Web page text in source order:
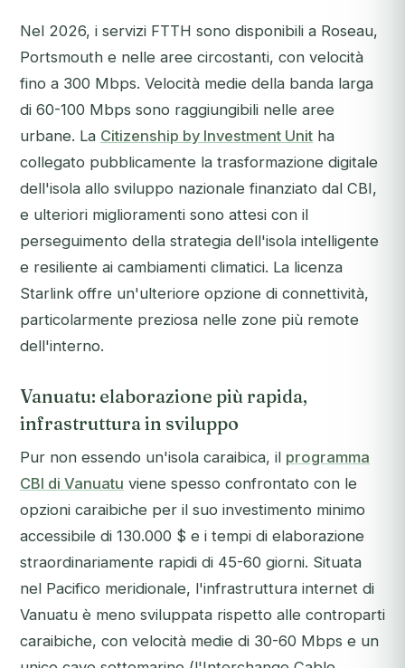
Nel 2026, i servizi FTTH sono disponibili a Roseau,
Portsmouth e nelle aree circostanti, con velocità
fino a 300 Mbps. Velocità medie della banda larga
di 60-100 Mbps sono raggiungibili nelle aree
urbane. La Citizenship by Investment Unit ha
collegato pubblicamente la trasformazione digitale
dell'isola allo sviluppo nazionale finanziato dal CBI,
e ulteriori miglioramenti sono attesi con il
perseguimento della strategia dell'isola intelligente
e resiliente ai cambiamenti climatici. La licenza
Starlink offre un'ulteriore opzione di connettività,
particolarmente preziosa nelle zone più remote
dell'interno.
Vanuatu: elaborazione più rapida,
infrastruttura in sviluppo
Pur non essendo un'isola caraibica, il programma
CBI di Vanuatu viene spesso confrontato con le
opzioni caraibiche per il suo investimento minimo
accessibile di 130.000 $ e i tempi di elaborazione
straordinariamente rapidi di 45-60 giorni. Situata
nel Pacifico meridionale, l'infrastruttura internet di
Vanuatu è meno sviluppata rispetto alle controparti
caraibiche, con velocità medie di 30-60 Mbps e un